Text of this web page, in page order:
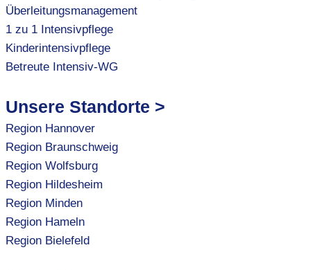
Überleitungsmanagement
1 zu 1 Intensivpflege
Kinderintensivpflege
Betreute Intensiv-WG
Unsere Standorte >
Region Hannover
Region Braunschweig
Region Wolfsburg
Region Hildesheim
Region Minden
Region Hameln
Region Bielefeld